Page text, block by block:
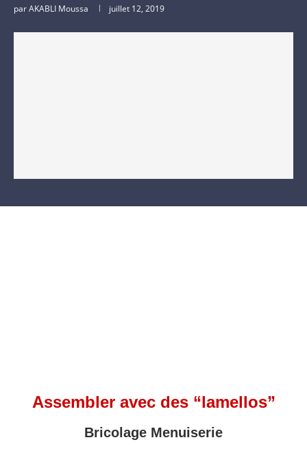
parAKABLI Moussa juillet 12, 2019
Assembler avec des “lamellos”
Bricolage Menuiserie